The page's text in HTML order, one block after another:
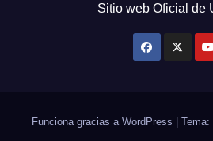
Sitio web Oficial de
Funciona gracias a WordPress | Tema: